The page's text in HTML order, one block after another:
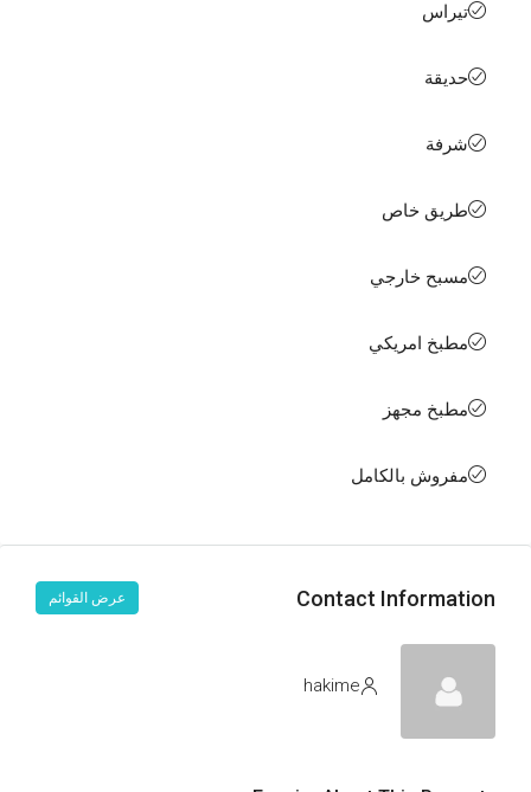
تيراس
حديقة
شرفة
طريق خاص
مسبح خارجي
مطبخ امريكي
مطبخ مجهز
مفروش بالكامل
Contact Information عرض القوائم
hakime